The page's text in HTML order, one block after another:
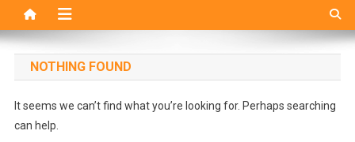
NOTHING FOUND
It seems we can’t find what you’re looking for. Perhaps searching
can help.